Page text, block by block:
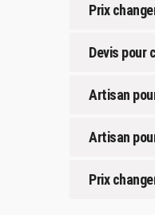
Prix
Devis pour
Artisan
Artisan
Prix